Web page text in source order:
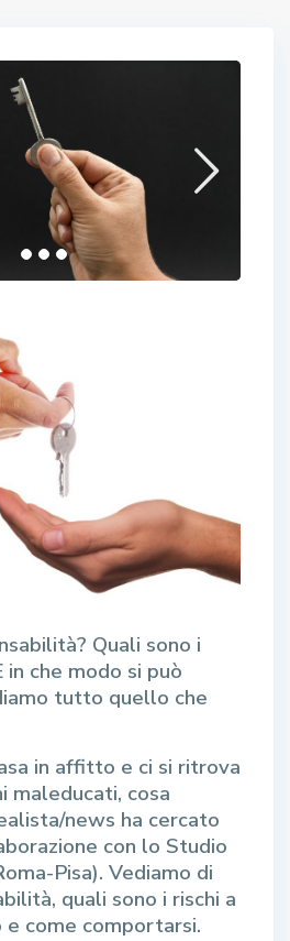
Quali sono i
in che modo si può
tutto quello che
in affitto e ci si ritrova
maleducati, cosa
news ha cercato
con lo Studio
Pisa). Vediamo di
quali sono i rischi a
e come comportarsi.